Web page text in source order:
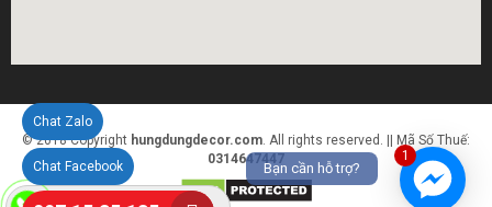
1
Bạn cần hỗ trợ?
© 2018 Copyright hungdungdecor.com. All rights reserved. || Mã Số Thuế:
0314647447
Chat Zalo
Chat Facebook